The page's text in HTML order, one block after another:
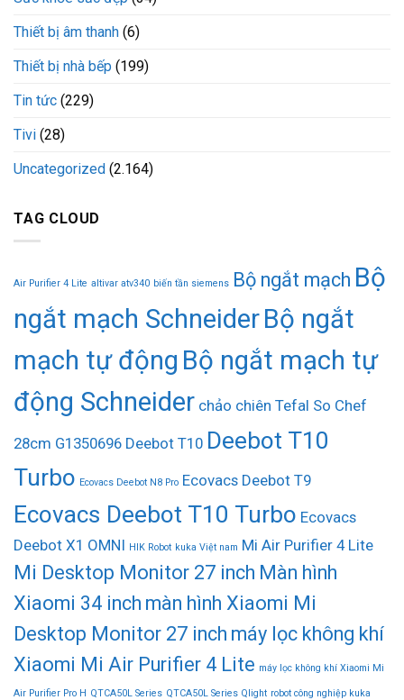
Thiết bị âm thanh (6)
Thiết bị nhà bếp (199)
Tin tức (229)
Tivi (28)
Uncategorized (2.164)
TAG CLOUD
Air Purifier 4 Lite altivar atv340 biến tần siemens Bộ ngắt mạch Bộ
ngắt mạch SchneiderBộ ngắt
mạch tự động Bộ ngắt mạch tự
động Schneider chảo chiên Tefal So Chef
28cm G1350696 Deebot T10 Deebot T10
Turbo Ecovacs Deebot N8 Pro Ecovacs Deebot T9
Ecovacs Deebot T10 Turbo Ecovacs
Deebot X1 OMNI HIK Robot kuka Việt nam Mi Air Purifier 4 Lite
Mi Desktop Monitor 27 inch Màn hình
Xiaomi 34 inch màn hình Xiaomi Mi
Desktop Monitor 27 inch máy lọc không khí
Xiaomi Mi Air Purifier 4 Lite máy lọc không khí Xiaomi Mi
Air Purifier Pro H QTCA50L Series QTCA50L Series Qlight robot công nghiệp kuka